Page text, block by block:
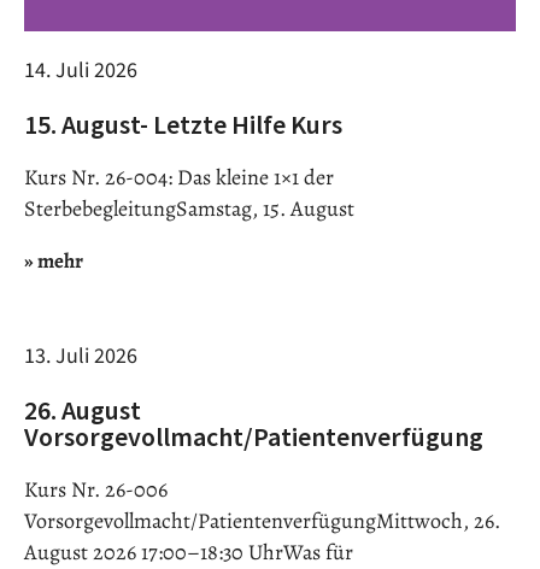
14. Juli 2026
15. August- Letzte Hilfe Kurs
Kurs Nr. 26-004: Das kleine 1×1 der
SterbebegleitungSamstag, 15. August
» mehr
13. Juli 2026
26. August
Vorsorgevollmacht/Patientenverfügung
Kurs Nr. 26-006
Vorsorgevollmacht/PatientenverfügungMittwoch, 26.
August 2026 17:00–18:30 UhrWas für